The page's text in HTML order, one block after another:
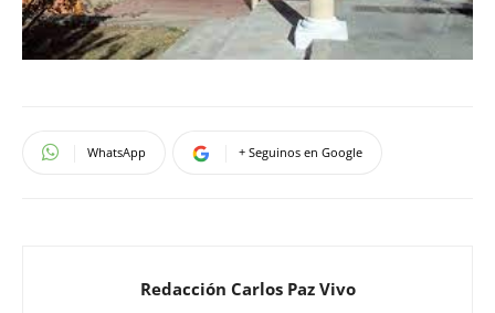
WhatsApp + Seguinos en Google
Redacción Carlos Paz Vivo